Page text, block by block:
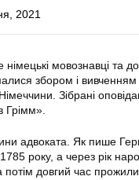
2021
мовознавці та
збором і
Зібрані
Грімм».
адвоката. Як пише
року, а через рік
довгий час